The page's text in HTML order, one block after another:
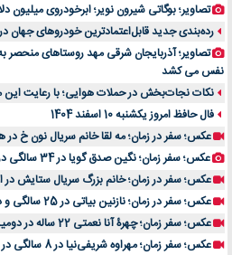
تصاویر؛ بوگاتی شیرون نویر؛ ابرخودروی میلیون
رده‌بندی جدید قابل‌اعتمادترین خودروهای جهان در
تصاویر؛ آذربایجان شرقی مهد روستاهای منحصر
نفس می کشد
نکات نجات‌بخش در حملات هوایی؛ با رعایت این
فال حافظ امروز یکشنبه 10 اسفند 1404
عکس؛ سفر در زمان؛ مه لقا خانم سریال نون خ در
عکس؛ سفر زمان؛ نگین صدق گویا در 34 سالگی در کنار ماهایا پطروسیان
عکس؛ سفر در زمان؛ خانم بزرگ سریال ستایش در
عکس؛ سفر در زمان؛ نازنین بیاتی در 25 سالگی و در ششمین فیلم اش؛ سال 93
عکس؛ سفر زمان؛ چهرۀ آنا نعمتی 22 ساله در دومین فیلمش؛ سال 78
عکس؛ سفر زمان؛ مهراوه شریفی‌نیا در 8 سالگی در اولین فیلمش؛ دهۀ 60